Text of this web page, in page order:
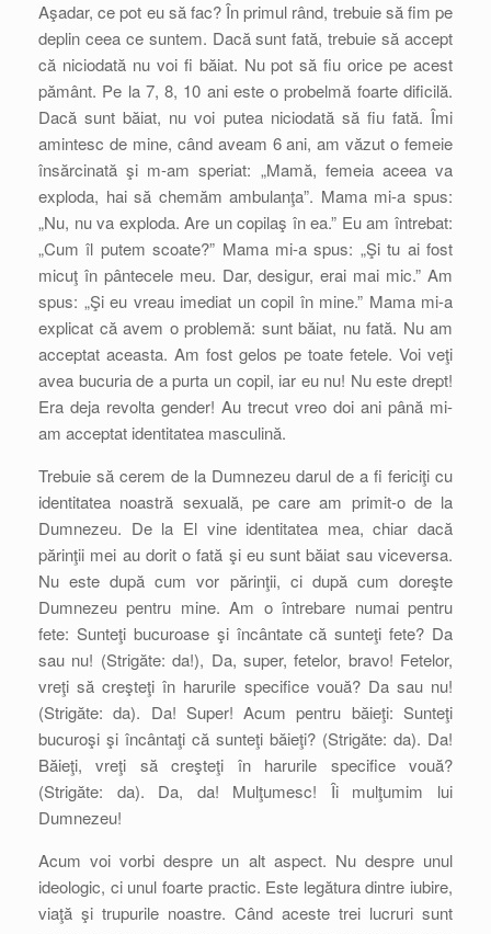
Aşadar, ce pot eu să fac? În primul rând, trebuie să fim pe
deplin ceea ce suntem. Dacă sunt fată, trebuie să accept
că niciodată nu voi fi băiat. Nu pot să fiu orice pe acest
pământ. Pe la 7, 8, 10 ani este o probelmă foarte dificilă.
Dacă sunt băiat, nu voi putea niciodată să fiu fată. Îmi
amintesc de mine, când aveam 6 ani, am văzut o femeie
însărcinată şi m-am speriat: „Mamă, femeia aceea va
exploda, hai să chemăm ambulanţa”. Mama mi-a spus:
„Nu, nu va exploda. Are un copilaş în ea.” Eu am întrebat:
„Cum îl putem scoate?” Mama mi-a spus: „Şi tu ai fost
micuţ în pântecele meu. Dar, desigur, erai mai mic.” Am
spus: „Şi eu vreau imediat un copil în mine.” Mama mi-a
explicat că avem o problemă: sunt băiat, nu fată. Nu am
acceptat aceasta. Am fost gelos pe toate fetele. Voi veţi
avea bucuria de a purta un copil, iar eu nu! Nu este drept!
Era deja revolta gender! Au trecut vreo doi ani până mi-
am acceptat identitatea masculină.
Trebuie să cerem de la Dumnezeu darul de a fi fericiţi cu
identitatea noastră sexuală, pe care am primit-o de la
Dumnezeu. De la El vine identitatea mea, chiar dacă
părinţii mei au dorit o fată şi eu sunt băiat sau viceversa.
Nu este după cum vor părinţii, ci după cum doreşte
Dumnezeu pentru mine. Am o întrebare numai pentru
fete: Sunteţi bucuroase şi încântate că sunteţi fete? Da
sau nu! (Strigăte: da!), Da, super, fetelor, bravo! Fetelor,
vreţi să creşteţi în harurile specifice vouă? Da sau nu!
(Strigăte: da). Da! Super! Acum pentru băieţi: Sunteţi
bucuroşi şi încântaţi că sunteţi băieţi? (Strigăte: da). Da!
Băieţi, vreţi să creşteţi în harurile specifice vouă?
(Strigăte: da). Da, da! Mulţumesc! Îi mulţumim lui
Dumnezeu!
Acum voi vorbi despre un alt aspect. Nu despre unul
ideologic, ci unul foarte practic. Este legătura dintre iubire,
viaţă şi trupurile noastre. Când aceste trei lucruri sunt